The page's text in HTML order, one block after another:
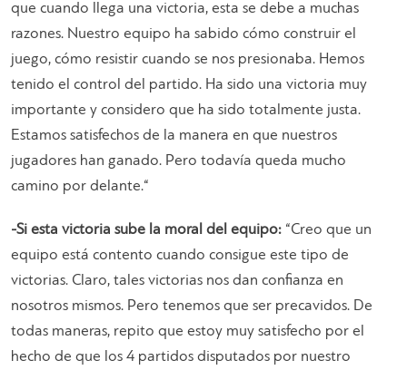
que cuando llega una victoria, esta se debe a muchas
razones. Nuestro equipo ha sabido cómo construir el
juego, cómo resistir cuando se nos presionaba. Hemos
tenido el control del partido. Ha sido una victoria muy
importante y considero que ha sido totalmente justa.
Estamos satisfechos de la manera en que nuestros
jugadores han ganado. Pero todavía queda mucho
camino por delante.“
-Si esta victoria sube la moral del equipo: “Creo que un
equipo está contento cuando consigue este tipo de
victorias. Claro, tales victorias nos dan confianza en
nosotros mismos. Pero tenemos que ser precavidos. De
todas maneras, repito que estoy muy satisfecho por el
hecho de que los 4 partidos disputados por nuestro